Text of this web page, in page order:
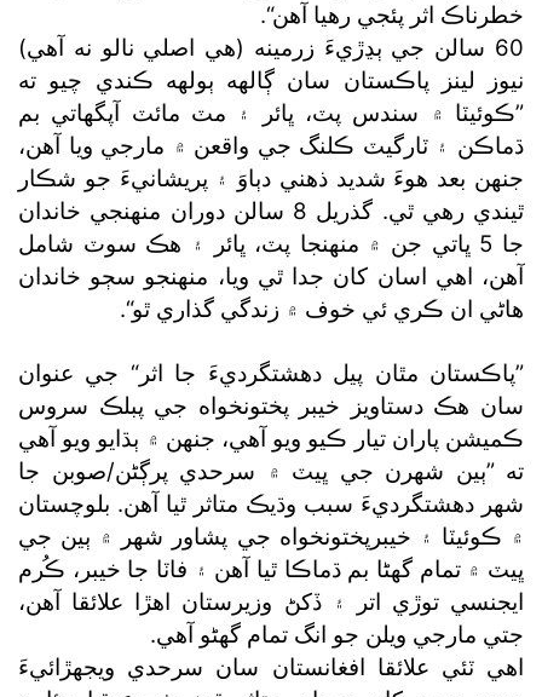
خطرناڪ اثر پئجي رهيا آهن“.
60 سالن جي ٻڍڙيءَ زرمينه (هي اصلي نالو نه آهي)
نيوز لينز پاڪستان سان ڳالهه ٻولهه ڪندي چيو ته
”ڪوئيٽا ۾ سندس پٽ، ڀائر ۽ مٽ مائٽ آپگهاتي بم
ڌماڪن ۽ ٽارگيٽ ڪلنگ جي واقعن ۾ مارجي ويا آهن،
جنهن بعد هوءَ شديد ذهني دٻاوَ ۽ پريشانيءَ جو شڪار
ٿيندي رهي ٿي. گذريل 8 سالن دوران منهنجي خاندان
جا 5 ڀاتي جن ۾ منهنجا پٽ، ڀائر ۽ هڪ سوٽ شامل
آهن، اهي اسان کان جدا ٿي ويا، منهنجو سڄو خاندان
هاڻي ان ڪري ئي خوف ۾ زندگي گذاري ٿو“.
”پاڪستان مٿان پيل دهشتگرديءَ جا اثر“ جي عنوان
سان هڪ دستاويز خيبر پختونخواه جي پبلڪ سروس
ڪميشن پاران تيار ڪيو ويو آهي، جنهن ۾ ٻڌايو ويو آهي
ته ”ٻين شهرن جي ڀيٽ ۾ سرحدي پرڳڻن/صوبن جا
شهر دهشتگرديءَ سبب وڌيڪ متاثر ٿيا آهن. بلوچستان
۾ ڪوئيٽا ۽ خيبرپختونخواه جي پشاور شهر ۾ ٻين جي
ڀيٽ ۾ تمام گھڻا بم ڌماڪا ٿيا آهن ۽ فاٽا جا خيبر، ڪُرم
ايجنسي توڙي اتر ۽ ڏکڻ وزيرستان اهڙا علائقا آهن،
جتي مارجي ويلن جو انگ تمام گھڻو آهي.
اهي ٽئي علائقا افغانستان سان سرحدي ويجهڙائيءَ